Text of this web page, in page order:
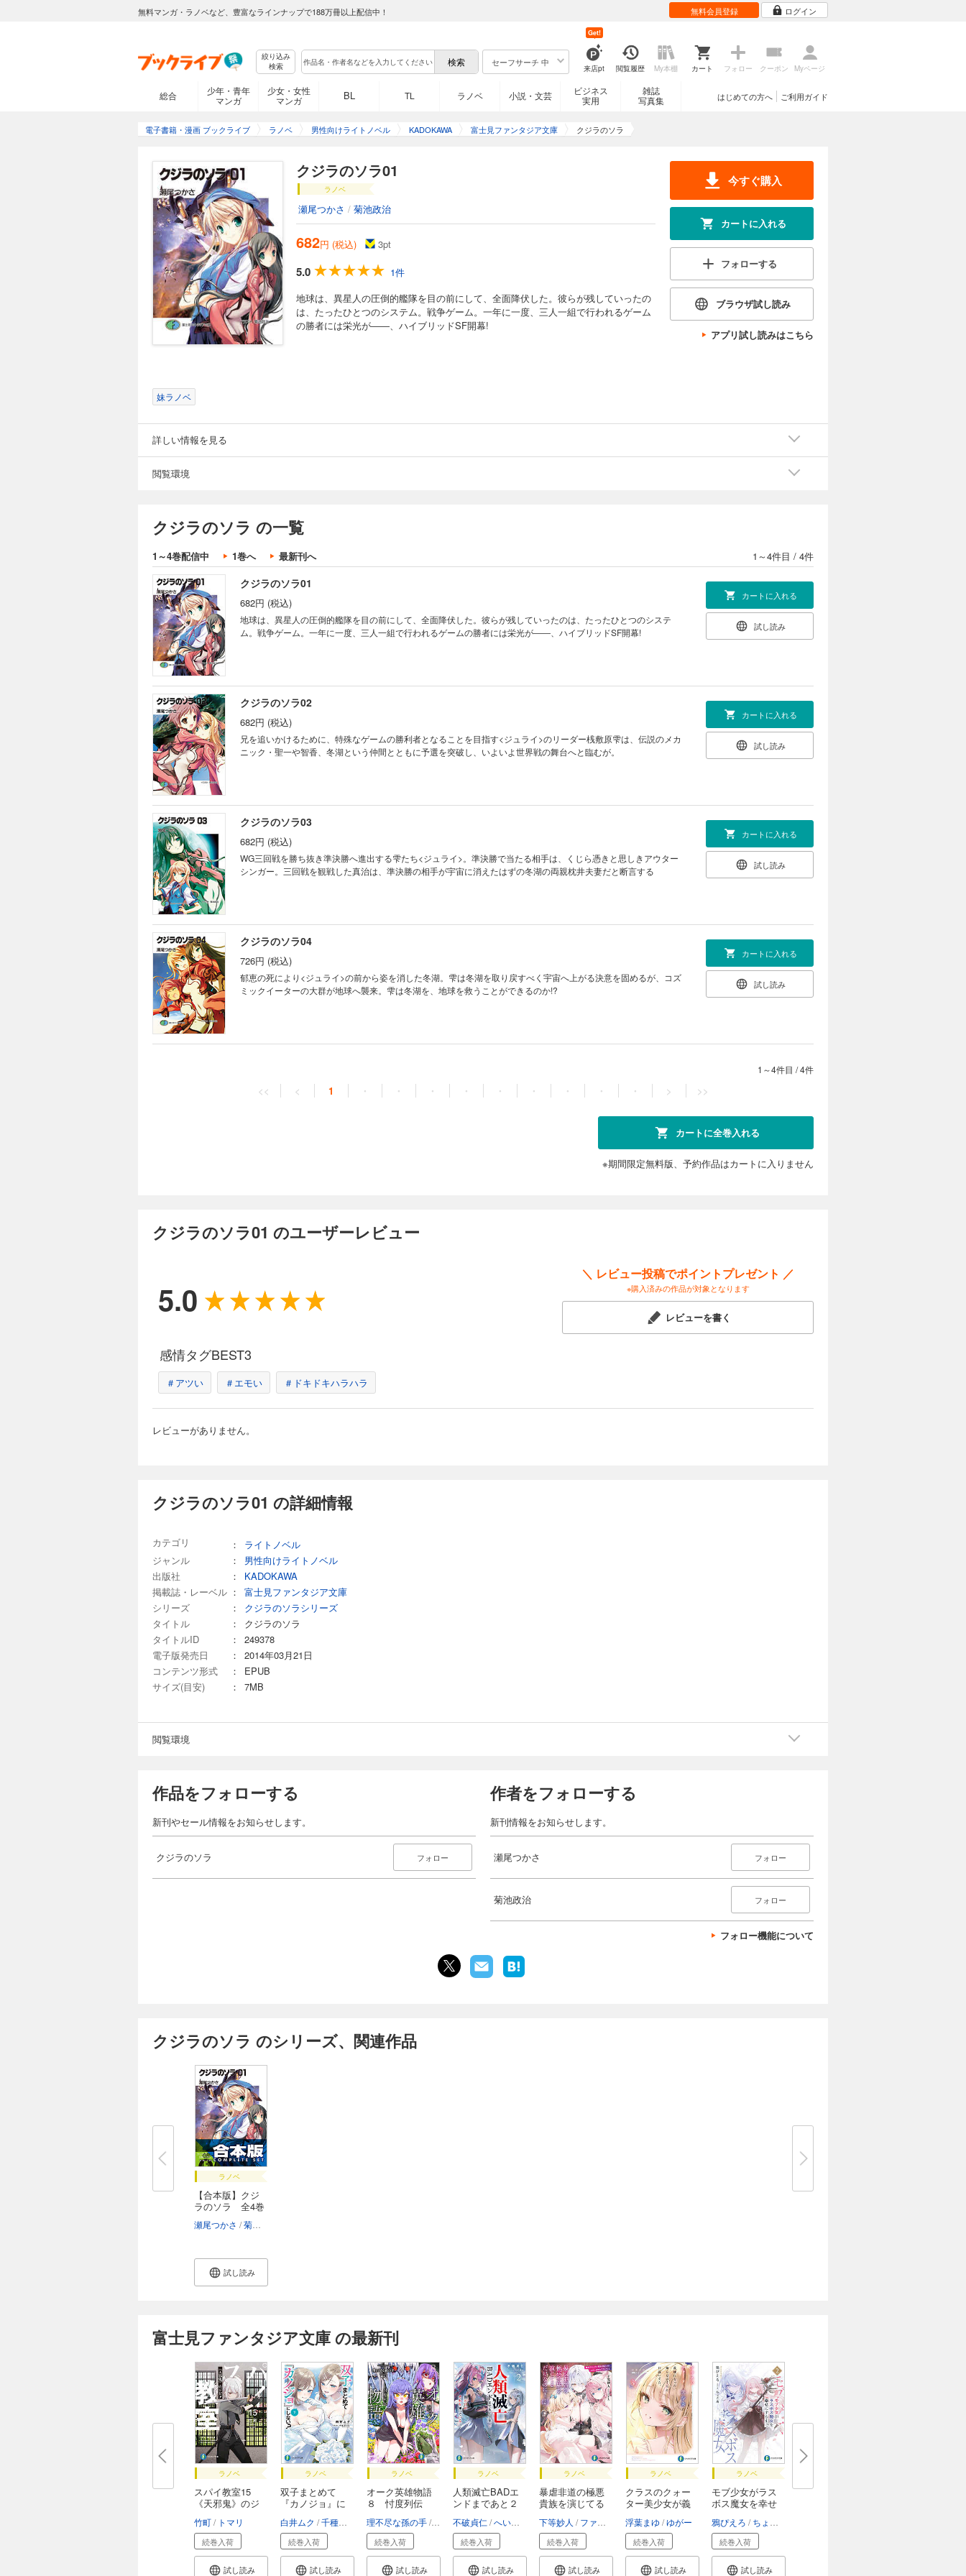
無料マンガ・ラノベなど、豊富なラインナップで188万冊以上配信中！ 無料会員登録 ログイン
絞り込み
検索
セーフサーチ 中
来店pt
Get!
閲覧履歴 My本棚 カート フォロー クーポン Myページ
総合
少年・青年
マンガ
少女・女性
マンガ
BL TL ラノベ 小説・文芸
ビジネス
実用
雑誌
写真集
ご利用ガイド
はじめての方へ
電子書籍・漫画 ブックライブ ラノベ 男性向けライトノベル KADOKAWA 富士見ファンタジア文庫 クジラのソラ
クジラのソラ01
ラノベ
瀬尾つかさ / 菊池政治
682円 (税込) 3pt
5.0
1件
地球は、異星人の圧倒的艦隊を目の前にして、全面降伏した。彼らが残していったの
は、たったひとつのシステム。戦争ゲーム。一年に一度、三人一組で行われるゲーム
の勝者には栄光が――、ハイブリッドSF開幕!
今すぐ購入
カートに入れる
フォローする
ブラウザ試し読み
アプリ試し読みはこちら
妹ラノベ
詳しい情報を見る
閲覧環境
クジラのソラ の一覧
1～4巻配信中 1巻へ 最新刊へ 1～4件目 / 4件
クジラのソラ01
682円 (税込)
地球は、異星人の圧倒的艦隊を目の前にして、全面降伏した。彼らが残していったのは、たったひとつのシステ
ム。戦争ゲーム。一年に一度、三人一組で行われるゲームの勝者には栄光が――、ハイブリッドSF開幕!
カートに入れる
試し読み
クジラのソラ02
682円 (税込)
兄を追いかけるために、特殊なゲームの勝利者となることを目指す<ジュライ>のリーダー桟敷原雫は、伝説のメカ
ニック・聖一や智香、冬湖という仲間とともに予選を突破し、いよいよ世界戦の舞台へと臨むが。
カートに入れる
試し読み
クジラのソラ03
682円 (税込)
WG三回戦を勝ち抜き準決勝へ進出する雫たち<ジュライ>。準決勝で当たる相手は、くじら憑きと思しきアウター
シンガー。三回戦を観戦した真治は、準決勝の相手が宇宙に消えたはずの冬湖の両親枕井夫妻だと断言する
カートに入れる
試し読み
クジラのソラ04
726円 (税込)
郁恵の死により<ジュライ>の前から姿を消した冬湖。雫は冬湖を取り戻すべく宇宙へ上がる決意を固めるが、コズ
ミックイーターの大群が地球へ襲来。雫は冬湖を、地球を救うことができるのか!?
カートに入れる
試し読み
1～4件目 /4件
<< < 1 ・ ・ ・ ・ ・ ・ ・ ・ ・ > >>
カートに全巻入れる
※期間限定無料版、予約作品はカートに入りません
クジラのソラ01 のユーザーレビュー
5.0
＼ レビュー投稿でポイントプレゼント ／
※購入済みの作品が対象となります
レビューを書く
感情タグBEST3
＃アツい ＃エモい ＃ドキドキハラハラ
レビューがありません。
クジラのソラ01 の詳細情報
カテゴリ ：
ライトノベル
ジャンル
：
男性向けライトノベル
出版社
：
KADOKAWA
掲載誌・レーベル ：
富士見ファンタジア文庫
シリーズ
：
クジラのソラシリーズ
タイトル
：
クジラのソラ
タイトルID
：
249378
電子版発売日
：
2014年03月21日
コンテンツ形式
：
EPUB
サイズ(目安)
： 7MB
閲覧環境
作品をフォローする
新刊やセール情報をお知らせします。
クジラのソラ フォロー
作者をフォローする
新刊情報をお知らせします。
瀬尾つかさ フォロー
菊池政治 フォロー
フォロー機能について
クジラのソラ のシリーズ、関連作品
ラノベ
【合本版】クジ
ラのソラ 全4巻
瀬尾つかさ 菊池政治
試し読み
富士見ファンタジア文庫 の最新刊
ラノベ
スパイ教室15
《天邪鬼》のジ
竹町 トマリ
続巻入荷
試し読み
ラノベ
双子まとめて
『カノジョ』に
白井ムク 千種みのり
続巻入荷
試し読み
ラノベ
オーク英雄物語
８ 忖度列伝
理不尽な孫の手
続巻入荷
試し読み
ラノベ
人類滅亡BADエ
ンドまであと２
不破貞仁 へいろー
続巻入荷
試し読み
ラノベ
暴虐非道の極悪
貴族を演じてる
下等妙人 ファルまろ
続巻入荷
試し読み
ラノベ
クラスのクォー
ター美少女が義
浮葉まゆ ゆがー
続巻入荷
試し読み
ラノベ
モブ少女がラス
ボス魔女を幸せ
鴉ぴえろ ちょこ庵
続巻入荷
試し読み